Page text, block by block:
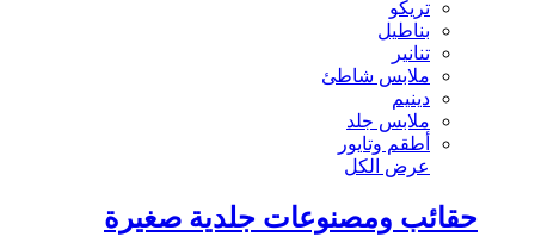
تريكو
بناطيل
تنانير
ملابس شاطئ
دينيم
ملابس جلد
أطقم وتايور
عرض الكل
حقائب ومصنوعات جلدية صغيرة